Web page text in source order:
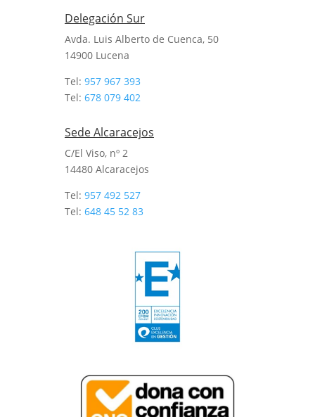
Delegación Sur
Avda. Luis Alberto de Cuenca, 50
14900 Lucena
Tel: 957 967 393
Tel: 678 079 402
Sede Alcaracejos
C/El Viso, nº 2
14480 Alcaracejos
Tel: 957 492 527
Tel: 648 45 52 83